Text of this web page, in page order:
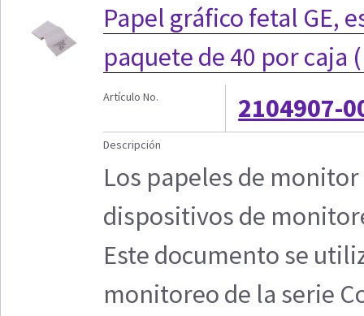
Papel gráfico fetal GE,
paquete de 40 por caja
Artículo No. 2104907-
Descripción
Los papeles de
dispositivos de
Este documento se
monitoreo de la serie